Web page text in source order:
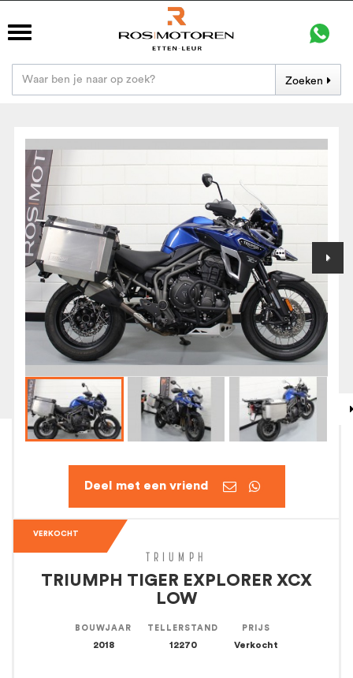
Zoeken
 
VERKOCHT
TRIUMPH
TRIUMPH TIGER EXPLORER XCX
LOW
BOUWJAAR
2018
TELLERSTAND
12270
PRIJS
Verkocht